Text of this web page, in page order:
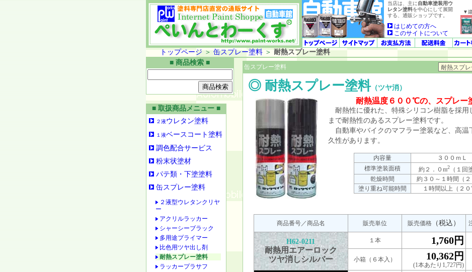
当店は、主に自動車塗装用ウ
レタン塗料を中心にして展開
する、通販ショップです。
はじめての方へ
このサイトについて
▼
トップページ ＞ 缶スプレー塗料＞ 耐熱スプレー塗料
■ 商品検索 ■
■ 取扱商品メニュー ■
２液ウレタン塗料
１液ベースコート塗料
調色配合サービス
粉末状塗材
パテ類・下塗塗料
缶スプレー塗料
２液型ウレタンクリヤ
ー
アクリルラッカー
シャーシーブラック
多用途プライマー
比色用ツヤ出し剤
耐熱スプレー塗料
ラッカープラサフ
缶スプレー塗料
◎ 耐熱スプレー塗料（ツヤ消）
耐熱温度６００℃の、スプレー
耐熱性に優れた、特殊シリコン樹脂を採用
まで耐熱性のあるスプレー塗料です。
自動車やバイクのマフラー塗装など、高温
久性があります。
内容量
３００ｍＬ
標準塗装面積
約２．０m2
（１回
乾燥時間
約３０～１時間（２
塗り重ね可能時間
１時間以上（２０
商品番号／商品名 販売単位 販売価格（税込）
H62-0211
耐熱用エアーロック
ツヤ消しシルバー
１本 1,760円
小箱（６本入） 10,362円
(1本あたり1,727円)